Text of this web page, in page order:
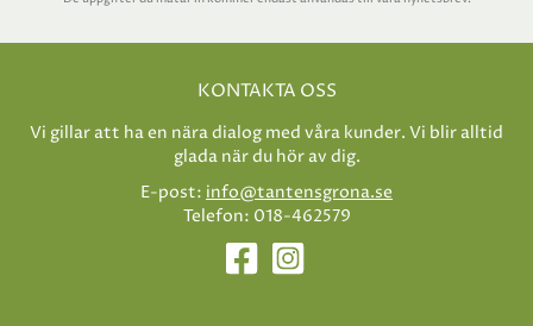
KONTAKTA OSS
Vi gillar att ha en nära dialog med våra kunder. Vi blir alltid
glada när du hör av dig.
E-post: info@tantensgrona.se
Telefon: 018-462579